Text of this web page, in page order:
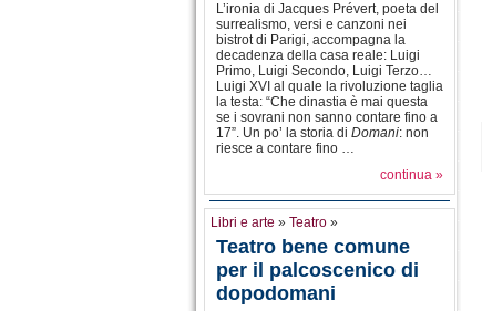
L’ironia di Jacques Prévert, poeta del
surrealismo, versi e canzoni nei
bistrot di Parigi, accompagna la
decadenza della casa reale: Luigi
Primo, Luigi Secondo, Luigi Terzo…
Luigi XVI al quale la rivoluzione taglia
la testa: “Che dinastia è mai questa
se i sovrani non sanno contare fino a
17”. Un po’ la storia di Domani: non
riesce a contare fino …
continua »
Libri e arte » Teatro »
Teatro bene comune
per il palcoscenico di
dopodomani